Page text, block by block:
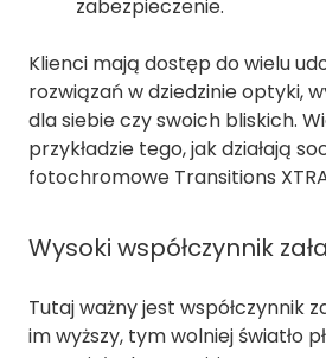
zabezpieczenie.
Klienci mają dostęp do wielu
rozwiązań w dziedzinie optyki,
dla siebie czy swoich bliskich.
przykładzie tego, jak działają
fotochromowe Transitions
Wysoki współczynnik
Tutaj ważny jest współczynnik
im wyższy, tym wolniej światło